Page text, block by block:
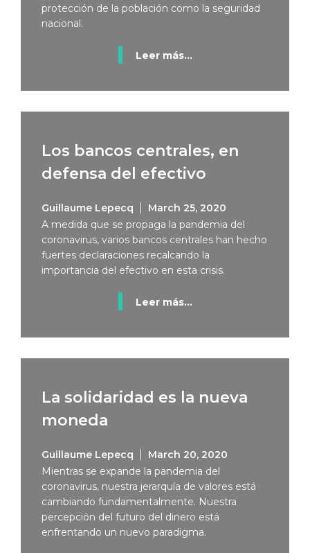
protección de la población como la seguridad
nacional.
Leer más...
Los bancos centrales, en
defensa del efectivo
Guillaume Lepecq
March 25, 2020
A medida que se propaga la pandemia del
coronavirus, varios bancos centrales han hecho
fuertes declaraciones recalcando la
importancia del efectivo en esta crisis.
Leer más...
La solidaridad es la nueva
moneda
Guillaume Lepecq
March 20, 2020
Mientras se expande la pandemia del
coronavirus, nuestra jerarquía de valores está
cambiando fundamentalmente. Nuestra
percepción del futuro del dinero está
enfrentando un nuevo paradigma.